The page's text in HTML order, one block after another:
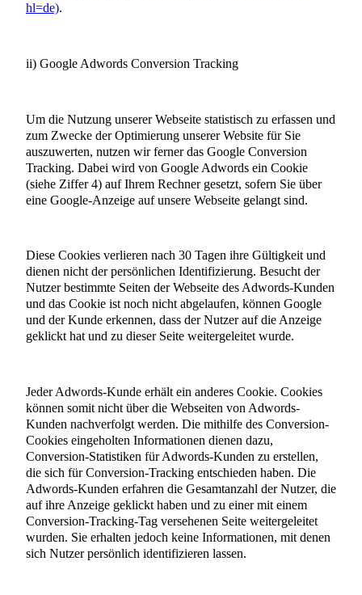
hl=de).
ii) Google Adwords Conversion Tracking
Um die Nutzung unserer Webseite statistisch zu erfassen und
zum Zwecke der Optimierung unserer Website für Sie
auszuwerten, nutzen wir ferner das Google Conversion
Tracking. Dabei wird von Google Adwords ein Cookie
(siehe Ziffer 4) auf Ihrem Rechner gesetzt, sofern Sie über
eine Google-Anzeige auf unsere Webseite gelangt sind.
Diese Cookies verlieren nach 30 Tagen ihre Gültigkeit und
dienen nicht der persönlichen Identifizierung. Besucht der
Nutzer bestimmte Seiten der Webseite des Adwords-Kunden
und das Cookie ist noch nicht abgelaufen, können Google
und der Kunde erkennen, dass der Nutzer auf die Anzeige
geklickt hat und zu dieser Seite weitergeleitet wurde.
Jeder Adwords-Kunde erhält ein anderes Cookie. Cookies
können somit nicht über die Webseiten von Adwords-
Kunden nachverfolgt werden. Die mithilfe des Conversion-
Cookies eingeholten Informationen dienen dazu,
Conversion-Statistiken für Adwords-Kunden zu erstellen,
die sich für Conversion-Tracking entschieden haben. Die
Adwords-Kunden erfahren die Gesamtanzahl der Nutzer, die
auf ihre Anzeige geklickt haben und zu einer mit einem
Conversion-Tracking-Tag versehenen Seite weitergeleitet
wurden. Sie erhalten jedoch keine Informationen, mit denen
sich Nutzer persönlich identifizieren lassen.